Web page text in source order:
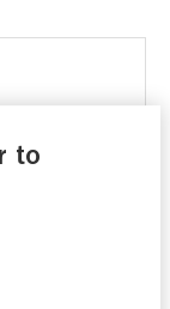
to